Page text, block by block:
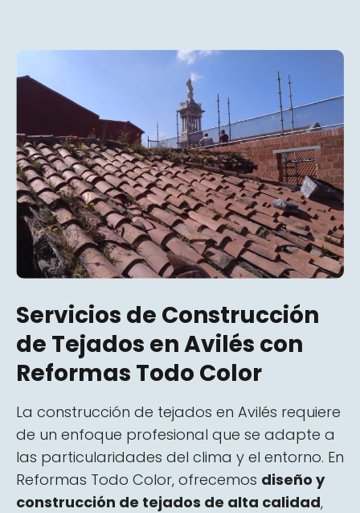
Servicios de Construcción
de Tejados en Avilés con
Reformas Todo Color
La construcción de tejados en Avilés requiere
de un enfoque profesional que se adapte a
las particularidades del clima y el entorno. En
Reformas Todo Color, ofrecemos diseño y
construcción de tejados de alta calidad,